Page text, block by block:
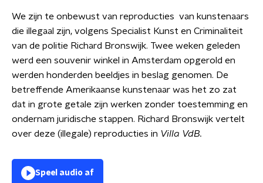
We zijn te onbewust van reproducties van kunstenaars
die illegaal zijn, volgens Specialist Kunst en Criminaliteit
van de politie Richard Bronswijk. Twee weken geleden
werd een souvenir winkel in Amsterdam opgerold en
werden honderden beeldjes in beslag genomen. De
betreffende Amerikaanse kunstenaar was het zo zat
dat in grote getale zijn werken zonder toestemming en
ondernam juridische stappen. Richard Bronswijk vertelt
over deze (illegale) reproducties in Villa VdB.
Speel audio af